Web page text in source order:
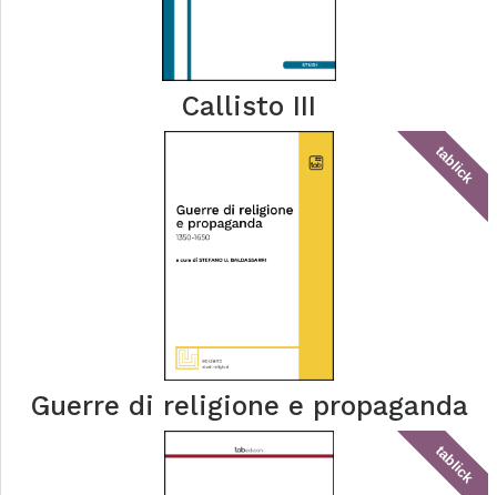
Callisto III
tablick
Guerre di religione e propaganda
tablick